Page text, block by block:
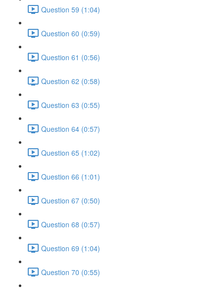
Question 59 (1:04)
Question 60 (0:59)
Question 61 (0:56)
Question 62 (0:58)
Question 63 (0:55)
Question 64 (0:57)
Question 65 (1:02)
Question 66 (1:01)
Question 67 (0:50)
Question 68 (0:57)
Question 69 (1:04)
Question 70 (0:55)